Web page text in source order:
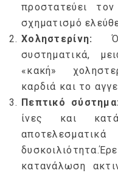
προστατεύει
σχηματισμό
Χοληστερίνη:
συστηματικά,
«κακή»
καρδιά και το
Πεπτικό σύστημα:
ίνες και
δυσκοιλιότητα.
κατανάλωση